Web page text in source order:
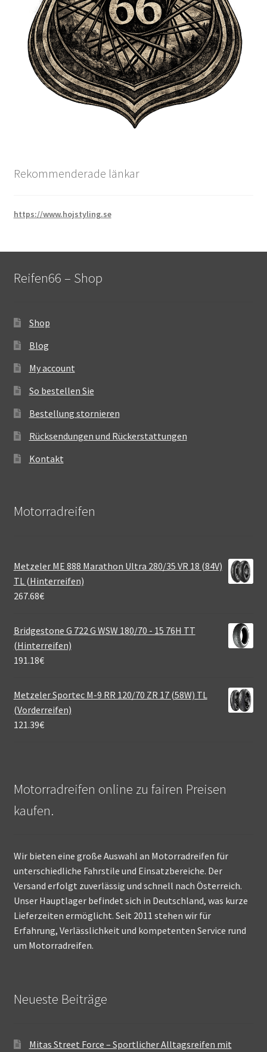
Rekommenderade länkar
https://www.hojstyling.se
Reifen66 – Shop
Shop
Blog
My account
So bestellen Sie
Bestellung stornieren
Rücksendungen und Rückerstattungen
Kontakt
Motorradreifen
Metzeler ME 888 Marathon Ultra 280/35 VR 18 (84V)
TL (Hinterreifen)
267.68€
Bridgestone G 722 G WSW 180/70 - 15 76H TT
(Hinterreifen)
191.18€
Metzeler Sportec M-9 RR 120/70 ZR 17 (58W) TL
(Vorderreifen)
121.39€
Motorradreifen online zu fairen Preisen
kaufen.
Wir bieten eine große Auswahl an Motorradreifen für
unterschiedliche Fahrstile und Einsatzbereiche. Der
Versand erfolgt zuverlässig und schnell nach Österreich.
Unser Hauptlager befindet sich in Deutschland, was kurze
Lieferzeiten ermöglicht. Seit 2011 stehen wir für
Erfahrung, Verlässlichkeit und kompetenten Service rund
um Motorradreifen.
Neueste Beiträge
Mitas Street Force – Sportlicher Alltagsreifen mit